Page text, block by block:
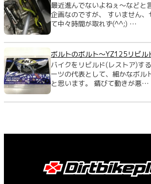
最近進んでないよねぇ～などと
企画なのですが、 すいません、
て中々時間が取れず(^^;) …
ボルトのボルト～YZ125リビル
バイクをリビルド(レストア)す
ーツの代表として、細かなボル
と思います。 錆びて動きが悪…